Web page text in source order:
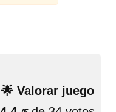
🌟 Valorar juego